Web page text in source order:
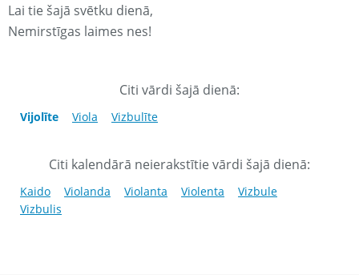
Lai tie šajā svētku dienā,
Nemirstīgas laimes nes!
Citi vārdi šajā dienā:
Vijolīte Viola Vizbulīte
Citi kalendārā neierakstītie vārdi šajā dienā:
Kaido Violanda Violanta Violenta
Vizbule
Vizbulis